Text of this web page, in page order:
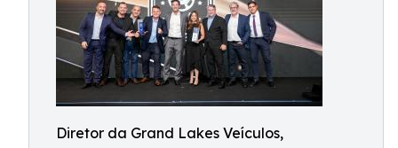
Diretor da Grand Lakes Veículos,